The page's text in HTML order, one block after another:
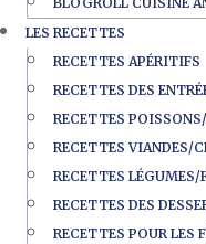
LES RECETTES
RECETTES APÉRITIFS
RECETTES DES
RECETTES
RECETTES VIANDES/
RECETTES LÉGUMES/
RECETTES DES
RECETTES POUR LES